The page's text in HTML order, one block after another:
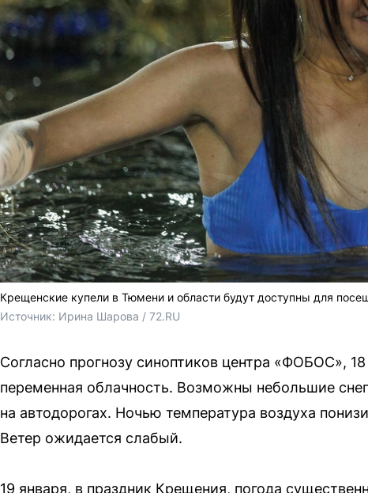
Крещенские купели в Тюмени и области будут доступны для
Источник: Ирина Шарова / 72.RU
Согласно прогнозу синоптиков центра «ФОБОС»,
переменная облачность. Возможны небольшие
на автодорогах. Ночью температура воздуха
Ветер ожидается слабый.
19 января, в праздник Крещения, погода